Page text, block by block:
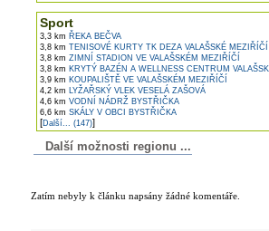
Sport
3,3 km ŘEKA BEČVA
3,8 km TENISOVÉ KURTY TK DEZA VALAŠSKÉ MEZIŘÍČÍ
3,8 km ZIMNÍ STADION VE VALAŠSKÉM MEZIŘÍČÍ
3,8 km KRYTÝ BAZÉN A WELLNESS CENTRUM
3,9 km KOUPALIŠTĚ VE VALAŠSKÉM MEZIŘÍČÍ
4,2 km LYŽAŘSKÝ VLEK VESELÁ ZAŠOVÁ
4,6 km VODNÍ NÁDRŽ BYSTŘIČKA
6,6 km SKÁLY V OBCI BYSTŘIČKA
[Další... (147)]
Další možnosti regionu ...
Zatím nebyly k článku napsány žádné komentáře.